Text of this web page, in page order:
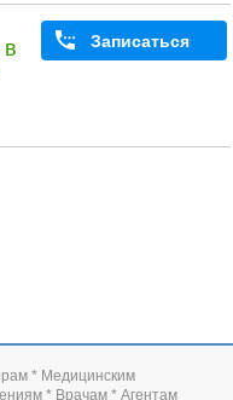
Записаться
* Медицинским
* Врачам * Агентам